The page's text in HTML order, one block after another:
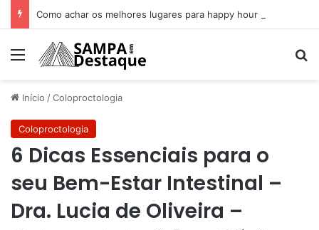
Menu
Início /Coloproctologia
Coloproctologia
6 Dicas Essenciais para o
seu Bem-Estar Intestinal –
Dra. Lucia de Oliveira –